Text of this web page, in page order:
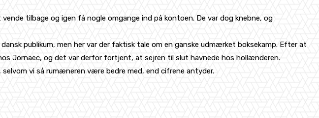
tilbage og igen få nogle omgange ind på kontoen. De var dog knebne, og
publikum, men her var der faktisk tale om en ganske udmærket boksekamp. Efter at
Jornaec, og det var derfor fortjent, at sejren til slut havnede hos hollænderen.
vi så rumæneren være bedre med, end cifrene antyder.